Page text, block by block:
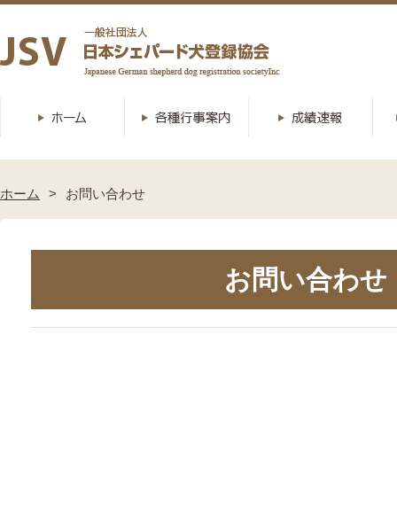
ホーム お問い合わせ
お問い合わせ